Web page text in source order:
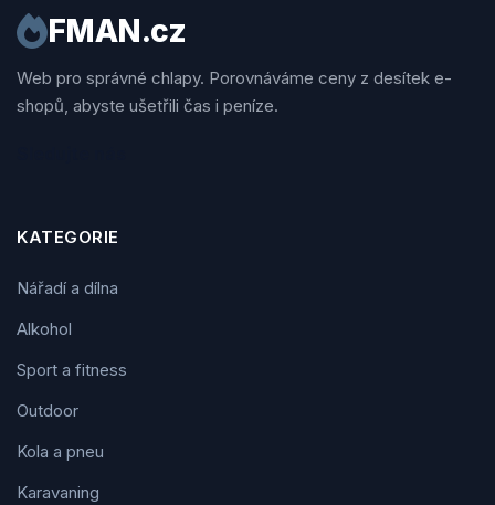
FMAN.cz
Web pro správné chlapy. Porovnáváme ceny z desítek e-
shopů, abyste ušetřili čas i peníze.
KATEGORIE
Nářadí a dílna
Alkohol
Sport a fitness
Outdoor
Kola a pneu
Karavaning